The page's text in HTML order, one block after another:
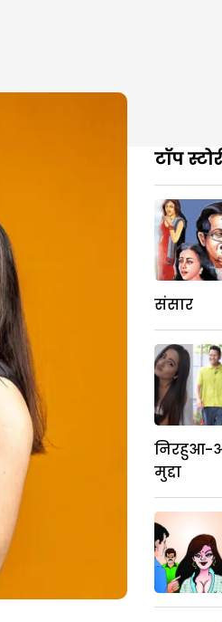
टॉप
संसार
निरहुआ-
मुद्दा